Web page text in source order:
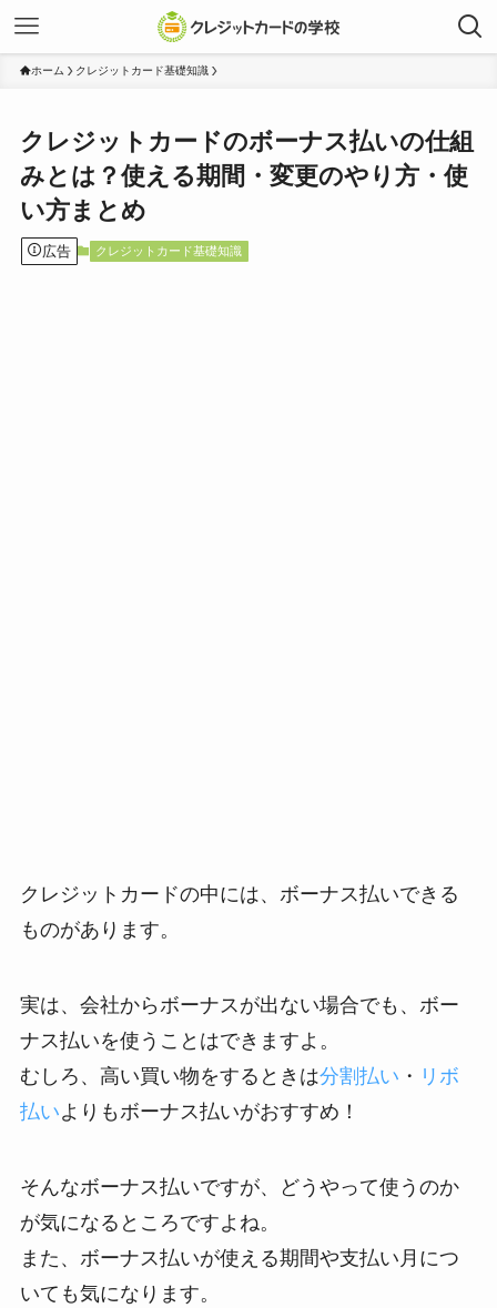
ホーム クレジットカード基礎知識
クレジットカードのボーナス払いの仕組
みとは？使える期間・変更のやり方・使
い方まとめ
広告 クレジットカード基礎知識
クレジットカードの中には、ボーナス払いできる
ものがあります。
実は、会社からボーナスが出ない場合でも、ボー
ナス払いを使うことはできますよ。
むしろ、高い買い物をするときは分割払い ・ リボ
払いよりもボーナス払いがおすすめ！
そんなボーナス払いですが、どうやって使うのか
が気になるところですよね。
また、ボーナス払いが使える期間や支払い月につ
いても気になります。